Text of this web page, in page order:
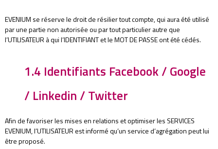
EVENIUM se réserve le droit de résilier tout compte, qui aura été utilisé
par une partie non autorisée ou par tout particulier autre que
l’UTILISATEUR à qui l’IDENTIFIANT et le MOT DE PASSE ont été cédés.
1.4 Identifiants Facebook / Google
/ Linkedin / Twitter
Afin de favoriser les mises en relations et optimiser les SERVICES
EVENIUM, l’UTILISATEUR est informé qu’un service d’agrégation peut lui
être proposé.